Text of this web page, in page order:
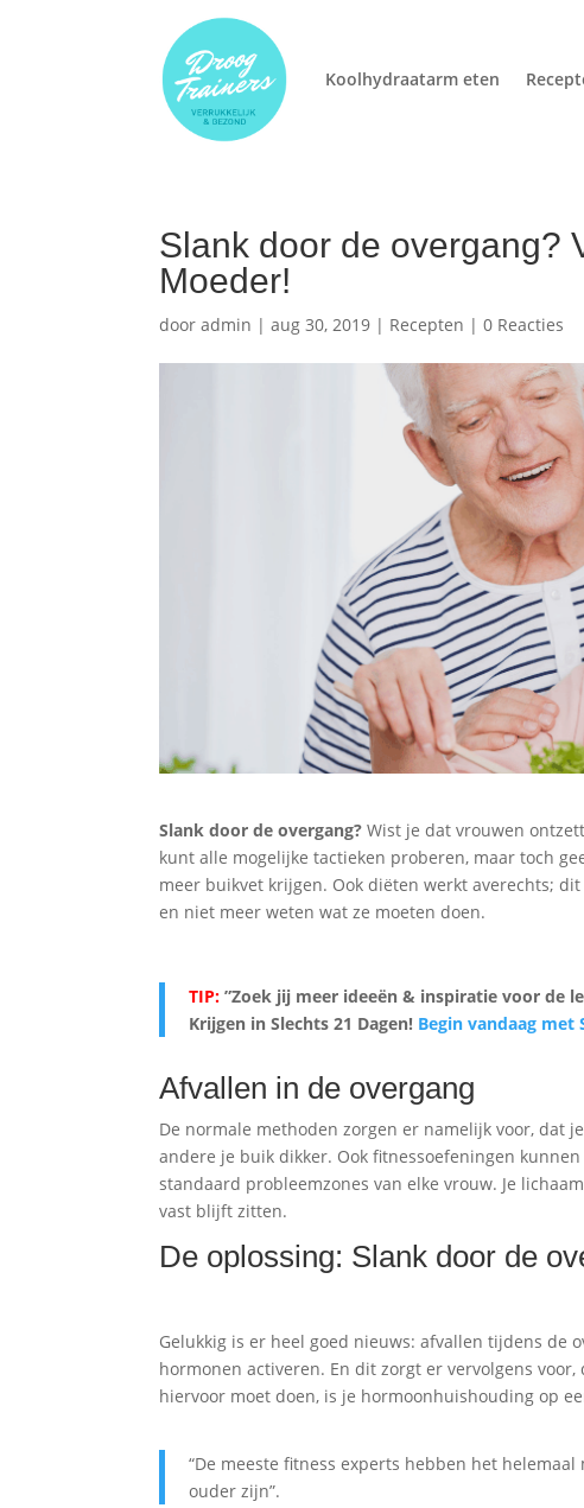
Koolhydraatarm eten
Slank door de overgang?
Moeder!
dooradmin |aug 30, 2019 | Recepten |0 Reacties
Slank door de overgang? Wist je dat vrouwen
kunt alle mogelijke tactieken proberen, maar toch
meer buikvet krijgen. Ook diëten werkt averechts;
en niet meer weten wat ze moeten doen.
TIP: ”Zoek jij meer ideeën & inspiratie voor de
Krijgen in Slechts 21 Dagen! Begin vandaag met
Afvallen in de overgang
De normale methoden zorgen er namelijk voor, dat
andere je buik dikker. Ook fitnessoefeningen
standaard probleemzones van elke vrouw. Je
vast blijft zitten.
De oplossing: Slank door de
Gelukkig is er heel goed nieuws: afvallen tijdens de
hormonen activeren. En dit zorgt er vervolgens
hiervoor moet doen, is je hormoonhuishouding op
“De meeste fitness experts hebben het
ouder zijn”.